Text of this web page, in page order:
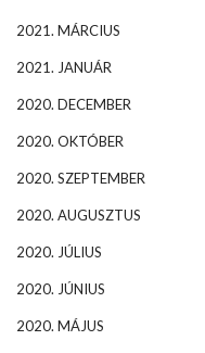
2021. MÁRCIUS
2021. JANUÁR
2020. DECEMBER
2020. OKTÓBER
2020. SZEPTEMBER
2020. AUGUSZTUS
2020. JÚLIUS
2020. JÚNIUS
2020. MÁJUS